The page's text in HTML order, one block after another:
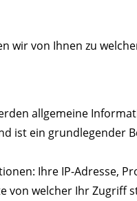
von Ihnen zu
allgemeine
ist ein grundlegender
Ihre IP-Adresse,
von welcher Ihr Zugriff